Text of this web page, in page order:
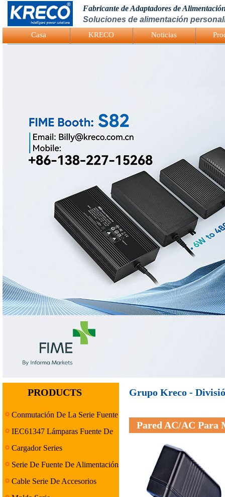
Logo Picture
Fabricante de Adaptadores de
Soluciones de alimentación
Casa KRECO Noticias
PRODUCTS
Conmutación De La Serie Fuente
De Alimentación
IEC61347 Lámparas Fuente De
Alimentación Serie
Cargador Series
Serie De Fuente De Alimentación
Lineal
Cable Serie De Accesorios
Grupo Kreco -
Pared AC/AC Para